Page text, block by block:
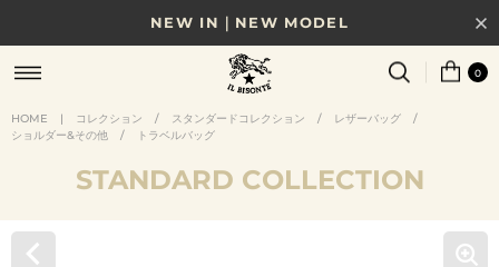
NEW IN｜NEW MODEL
8/17(月)10時まで｜税込11,000円以上で送料無料
贈る相手やシーンから選べる、新しいギフトガイド
0
HOME | コレクション / スタンダードコレクション / レザーバッグ
/
ショルダー&その他
/ トラベルバッグ
STANDARD COLLECTION